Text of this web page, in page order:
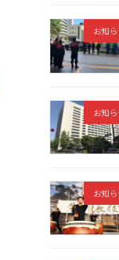
お知
お知
お知